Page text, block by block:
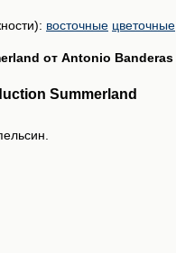
восточные цветочные
от Antonio Banderas
Summerland